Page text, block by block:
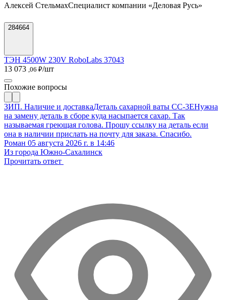
Алексей СтельмахСпециалист компании «Деловая Русь»
284664
ТЭН 4500W 230V RoboLabs 37043
13 073 ,06 ₽/шт
Похожие вопросы
ЗИП. Наличие и доставкаДеталь сахарной ваты CC-3EНужна
на замену деталь в сборе куда насыпается сахар. Так
называемая греющая голова. Прошу ссылку на деталь если
она в наличии прислать на почту для заказа. Спасибо.
Роман 05 августа 2026 г. в 14:46
Из города Южно-Сахалинск
Прочитать ответ